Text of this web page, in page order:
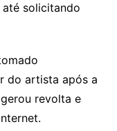
solicitando
do artista após a
revolta e